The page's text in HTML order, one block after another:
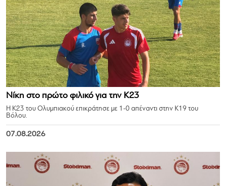
Νίκη στο πρώτο φιλικό για την Κ23
Η Κ23 του Ολυμπιακού επικράτησε με 1-0 απέναντι στην Κ19 του
Βόλου.
07.08.2026